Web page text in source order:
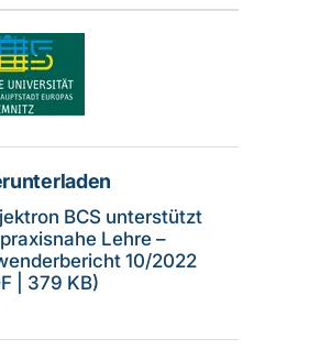
BCS unterstützt
Lehre –
10/2022
| 379 KB)